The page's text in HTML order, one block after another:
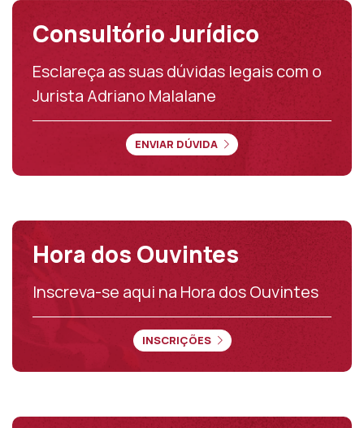
Consultório Jurídico
Esclareça as suas dúvidas legais com o
Jurista Adriano Malalane
ENVIAR DÚVIDA
Hora dos Ouvintes
Inscreva-se aqui na Hora dos Ouvintes
INSCRIÇÕES